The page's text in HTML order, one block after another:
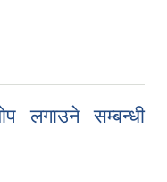
लगाउने सम्बन्धी